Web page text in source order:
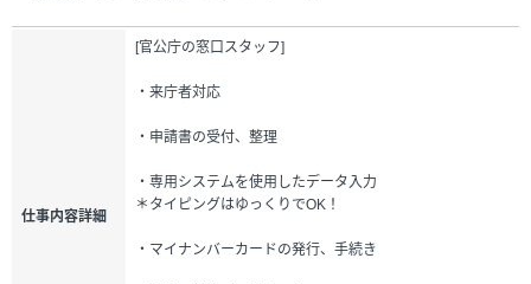
仕事内容詳細
[官公庁の窓口スタッフ]
・来庁者対応
・申請書の受付、整理
・専用システムを使用したデータ入力
＊タイピングはゆっくりでOK！
・マイナンバーカードの発行、手続き